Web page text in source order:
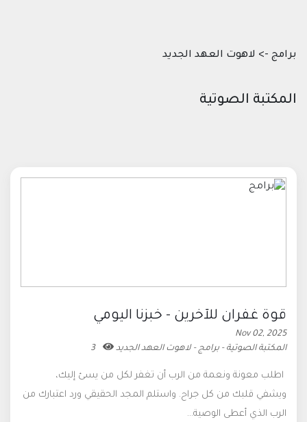
برامج -> لاهوت العهد الجديد
المكتبة الصوتية
قوة غفران للآخرين - خبزنا اليومي
Nov 02, 2025
المكتبة الصوتية - برامج - لاهوت العهد الجديد
3
اطلب معونة ونعمة من الرب أن تغفر لكل من يسئ إليك،
ويشفي قلبك من كل جراح. واستلم المجد الحقيقي ورد اعتبارك من
الرب الذي أعطى الوصية...